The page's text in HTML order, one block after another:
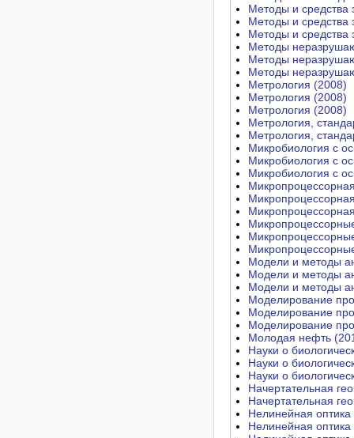
Методы и средства
Методы и средства
Методы и средства
Методы
Методы
Методы
Метрология (2008)
Метрология (2008)
Метрология (2008)
Метрология,
Метрология,
Микробиология с
Микробиология с
Микробиология с
Модели и методы
Модели и методы
Модели и методы
Моделирование
Моделирование
Моделирование
Молодая нефть
Науки о
Науки о
Науки о
Начертательная
Начертательная
Нелинейная
Нелинейная